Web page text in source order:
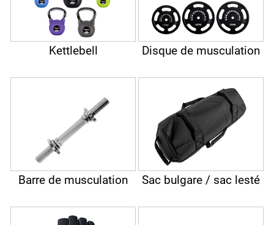
Kettlebell Disque de musculation
Barre de musculation Sac bulgare / sac lesté